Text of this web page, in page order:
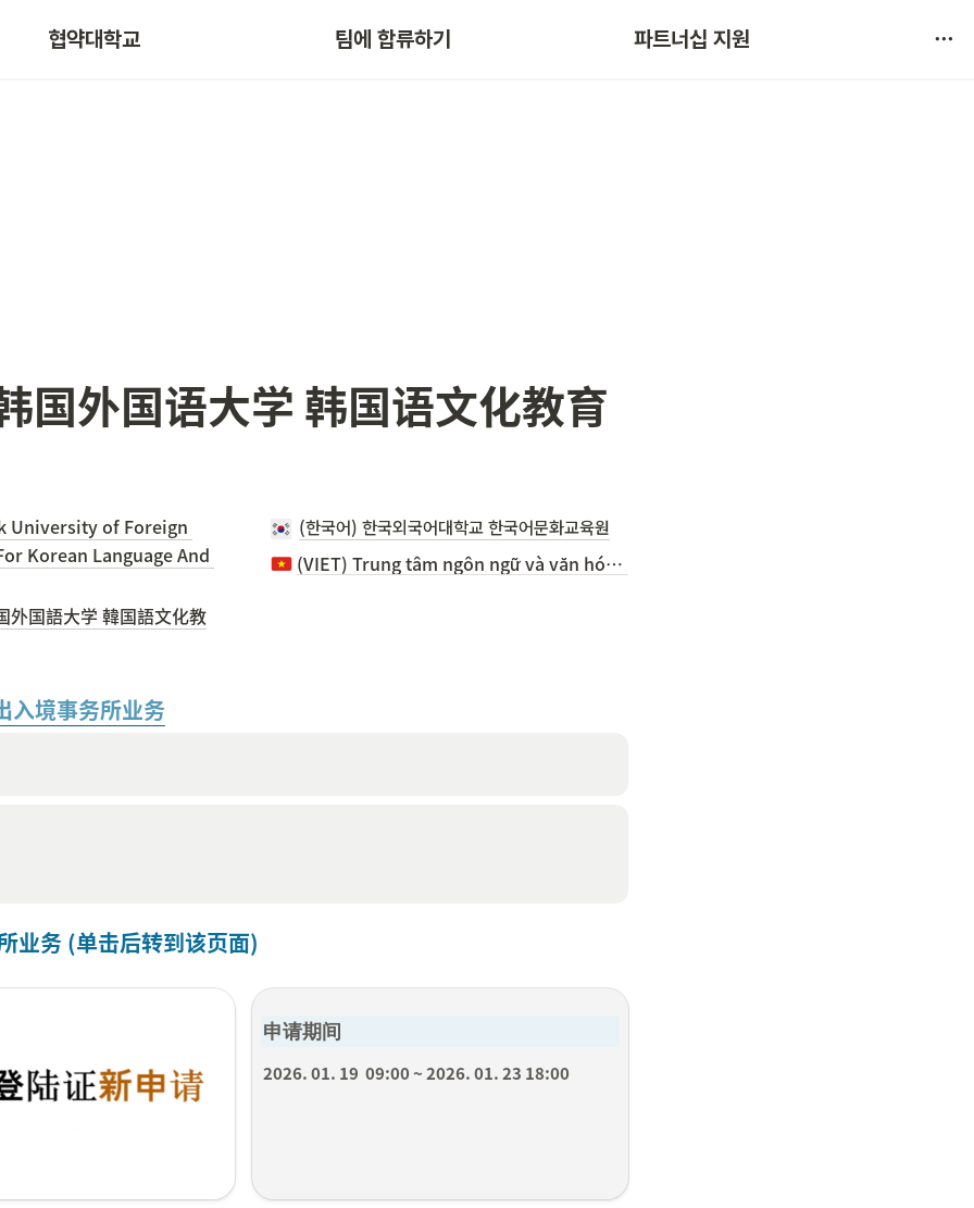
협약대학교 팀에 합류하기 파트너십 지원
서비스 불만 사항 제보
国外国语大学 韩国语文化教育
University of Foreign
Korean Language And
外国語大学 韓国語文化教
(한국어) 한국외국어대학교 한국어문화교육원
(VIET) Trung tâm ngôn ngữ và văn hóa Hàn Quốc- Đại học ngoài ngữ Hàn Quốc
入境事务所业务
业务 (单击后转到该页面)
申请期间
2026. 01. 19  09:00 ~ 2026. 01. 23 18:00